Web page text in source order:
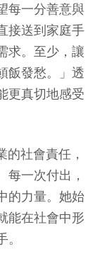
每一分善意與
接送到家庭手
求。至少，讓
飯發愁。」透
更真切地感受
社會責任，
每一次付出，
的力量。她始
能在社會中形